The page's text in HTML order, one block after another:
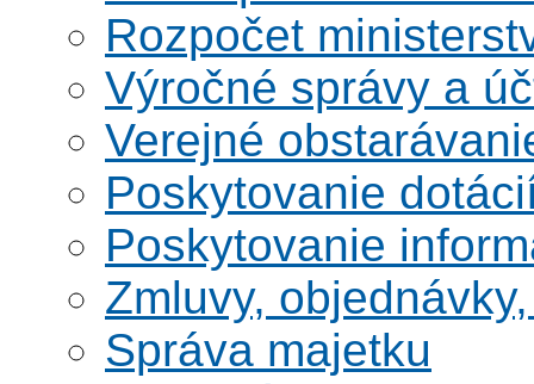
Rozpočet
Výročné správy a
Verejné
Poskytovanie
Poskytovanie
Zmluvy,
Správa majetku